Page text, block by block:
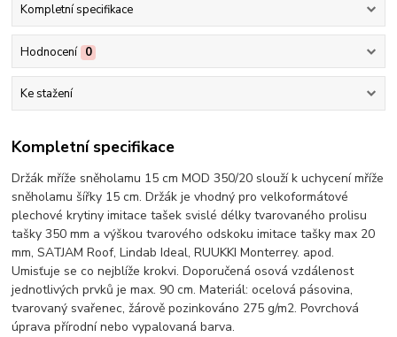
Kompletní specifikace
Hodnocení 0
Ke stažení
Kompletní specifikace
Držák mříže sněholamu 15 cm MOD 350/20 slouží k uchycení mříže
sněholamu šířky 15 cm. Držák je vhodný pro velkoformátové
plechové krytiny imitace tašek svislé délky tvarovaného prolisu
tašky 350 mm a výškou tvarového odskoku imitace tašky max 20
mm, SATJAM Roof, Lindab Ideal, RUUKKI Monterrey. apod.
Umisťuje se co nejblíže krokvi. Doporučená osová vzdálenost
jednotlivých prvků je max. 90 cm. Materiál: ocelová pásovina,
tvarovaný svařenec, žárově pozinkováno 275 g/m2. Povrchová
úprava přírodní nebo vypalovaná barva.